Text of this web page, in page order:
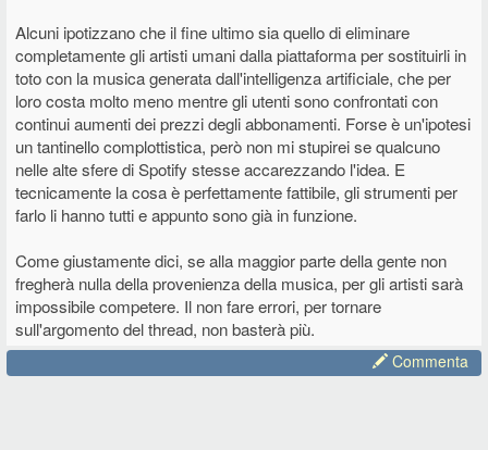
Alcuni ipotizzano che il fine ultimo sia quello di eliminare
completamente gli artisti umani dalla piattaforma per sostituirli in
toto con la musica generata dall'intelligenza artificiale, che per
loro costa molto meno mentre gli utenti sono confrontati con
continui aumenti dei prezzi degli abbonamenti. Forse è un'ipotesi
un tantinello complottistica, però non mi stupirei se qualcuno
nelle alte sfere di Spotify stesse accarezzando l'idea. E
tecnicamente la cosa è perfettamente fattibile, gli strumenti per
farlo li hanno tutti e appunto sono già in funzione.
Come giustamente dici, se alla maggior parte della gente non
fregherà nulla della provenienza della musica, per gli artisti sarà
impossibile competere. Il non fare errori, per tornare
sull'argomento del thread, non basterà più.
Commenta